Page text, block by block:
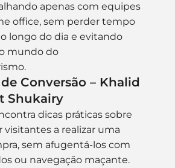
apenas com equipes
office, sem perder tempo
longo do dia e evitando
mundo do
Conversão – Khalid
Shukairy
dicas práticas sobre
a realizar uma
sem afugentá-los com
ou navegação maçante.